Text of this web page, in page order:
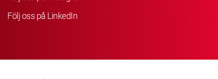
Följ oss på LinkedIn